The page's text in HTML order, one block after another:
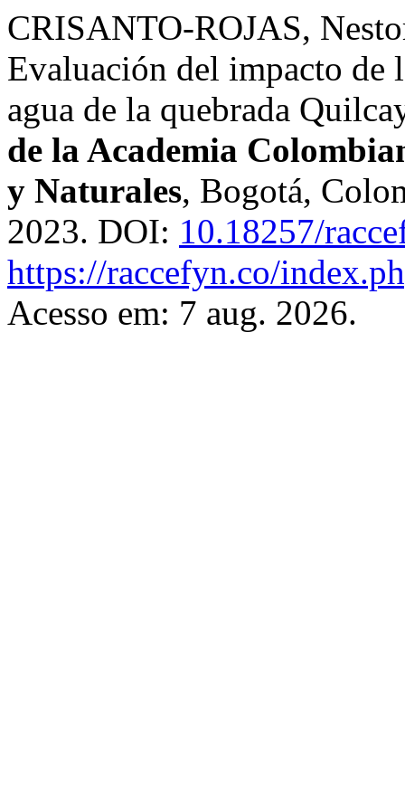
CRISANTO-ROJAS,
Evaluación del impacto de
agua de la quebrada
de la Academia
y Naturales, Bogotá,
2023. DOI: 10.18257/
https://raccefyn.co/
Acesso em: 7 aug. 2026.